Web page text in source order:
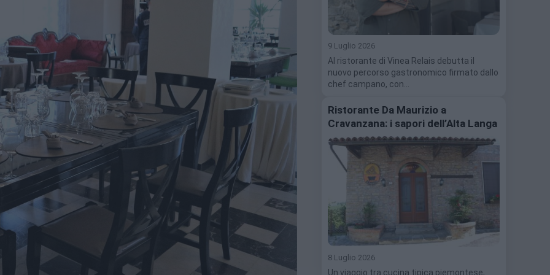
9 Luglio 2026
Al ristorante di Vinea Relais debutta il
nuovo percorso gastronomico firmato dallo
chef campano, con…
Ristorante Da Maurizio a
Cravanzana: i sapori dell’Alta Langa
8 Luglio 2026
Un viaggio tra cucina tipica piemontese,